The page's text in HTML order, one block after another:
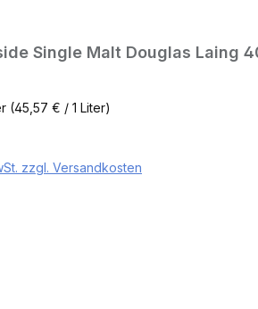
Single Malt Douglas Laing
(45,57 € / 1 Liter)
zzgl. Versandkosten